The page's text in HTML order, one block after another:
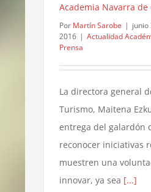
Academia Navarra de
Por Martín Sarobe | junio
2016 | Actualidad
Prensa
La directora general
Turismo, Maitena
entrega del galardón
reconocer iniciativas
muestren una
innovar, ya sea [...]